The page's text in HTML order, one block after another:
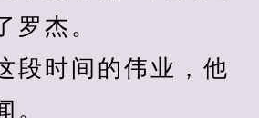
罗杰。
时间的伟业，他
。